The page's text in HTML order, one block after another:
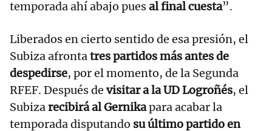
temporada ahí abajo puesal final cuesta”.
Liberados en cierto sentido de esa presión, el
Subiza afrontatres partidos más antes de
despedirse, por el momento, de la Segunda
RFEF. Después de visitar a la UD Logroñés, el
Subizarecibirá al Gernikapara acabar la
temporada disputando su último partido en